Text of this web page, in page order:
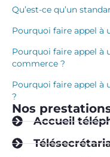
Qu’est-ce qu’un
Pourquoi faire appel à
Pourquoi faire appel à
commerce ?
Pourquoi faire appel à
?
Nos
Accueil